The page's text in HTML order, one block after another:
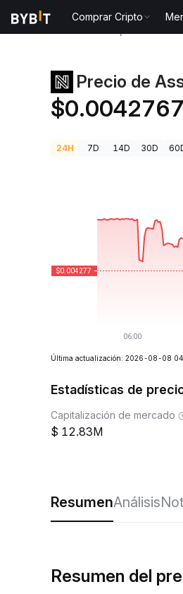
Comprar Cripto
Precio de
24H 7D 14D 30D
Última actualización: 2026-08-08
Estadísticas de
Capitalización de mercado
12.83M
ResumenAnálisis
Resumen del